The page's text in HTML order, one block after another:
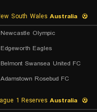
Australia
Newcastle Olympic
Edgeworth Eagles
Belmont Swansea United FC
Adamstown Rosebud FC
Australia